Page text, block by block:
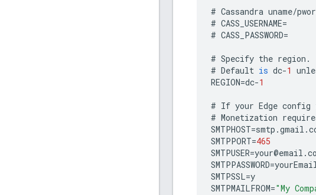
# Cassandra uname/
# CASS_USERNAME=
# CASS_PASSWORD=
# Specify the region .
# Default is dc-1
REGION=dc-1
# If your Edge config
# Monetization
SMTPHOST=smtp .gmail .
SMTPPORT=465
SMTPUSER=your@email .
SMTPPASSWORD=
SMTPSSL=y
SMTPMAILFROM="My